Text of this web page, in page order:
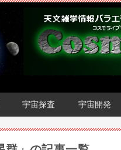
宇宙探査 宇宙開発